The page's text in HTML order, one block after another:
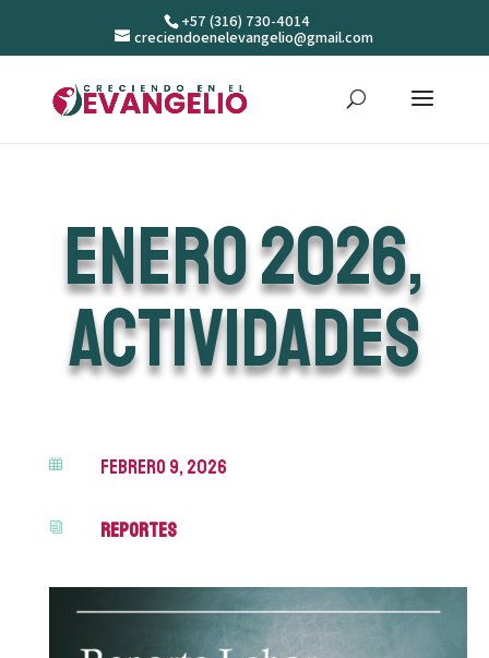
+57 (316) 730-4014
creciendoenelevangelio@gmail.com
Enero 2026,
Actividades
 febrero 9, 2026
i Reportes